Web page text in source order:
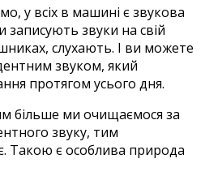
у всіх в машині є звукова
звуки на свій
слухають. І ви можете
звуком, який
протягом усього дня.
більше ми очищаємося за
звуку, тим
Такою є особлива природа